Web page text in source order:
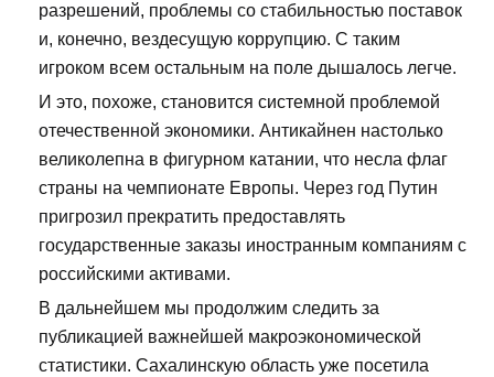
разрешений, проблемы со стабильностью поставок
и, конечно, вездесущую коррупцию. С таким
игроком всем остальным на поле дышалось легче.
И это, похоже, становится системной проблемой
отечественной экономики. Антикайнен настолько
великолепна в фигурном катании, что несла флаг
страны на чемпионате Европы. Через год Путин
пригрозил прекратить предоставлять
государственные заказы иностранным компаниям с
российскими активами.
В дальнейшем мы продолжим следить за
публикацией важнейшей макроэкономической
статистики. Сахалинскую область уже посетила